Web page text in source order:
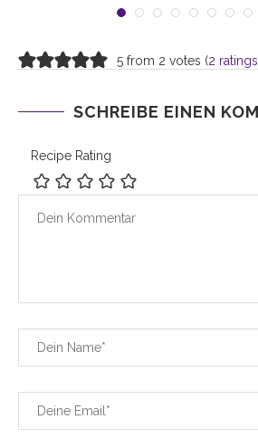
5 from 2 votes (2
SCHREIBE EINEN
Recipe Rating